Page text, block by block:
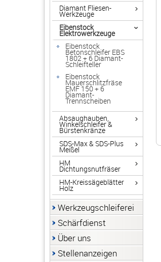
Diamant Fliesen-
Werkzeuge
Eibenstock
Elektrowerkzeuge
Eibenstock
Betonschleifer EBS
1802 + 6 Diamant-
Schleifteller
Eibenstock
Mauerschlitzfräse
EMF 150 + 6
Diamant-
Trennscheiben
Absaughauben,
Winkelschleifer &
Bürstenkränze
SDS-Max & SDS-Plus
Meißel
HM
Dichtungsnutfräser
HM-Kreissägeblätter
Holz
Werkzeugschleiferei
Schärfdienst
Über uns
Stellenanzeigen